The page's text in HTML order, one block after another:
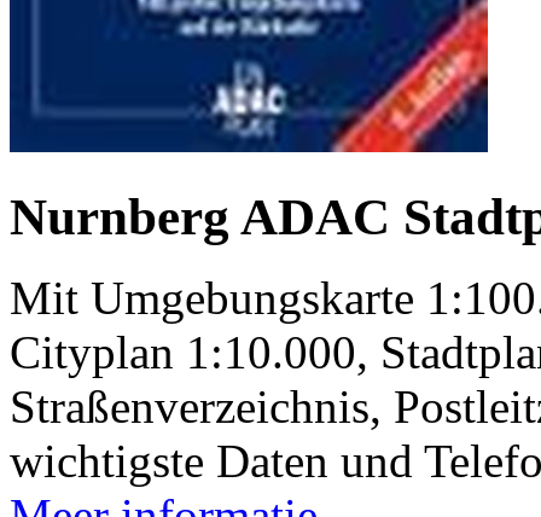
Nurnberg ADAC
Mit Umgebungskarte
Cityplan 1:10.000,
Straßenverzeichnis,
wichtigste Daten und